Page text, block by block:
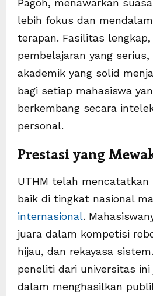
lebih fokus dan
terapan. Fasilitas
pembelajaran yang
akademik yang solid
bagi setiap mahasiswa
berkembang secara
personal.
Prestasi yang
UTHM telah mencatatkan
baik di tingkat nasional
internasional.
juara dalam kompetisi
hijau, dan rekayasa
peneliti dari universitas
dalam menghasilkan